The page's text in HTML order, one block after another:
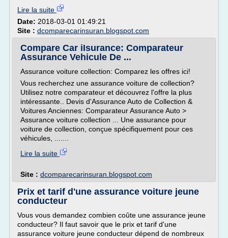
Lire la suite
Date: 2018-03-01 01:49:21
Site : dcomparecarinsuran.blogspot.com
Compare Car iIsurance: Comparateur
Assurance Vehicule De ...
Assurance voiture collection: Comparez les offres ici!
Vous recherchez une assurance voiture de collection?
Utilisez notre comparateur et découvrez l'offre la plus
intéressante.. Devis d'Assurance Auto de Collection &
Voitures Anciennes: Comparateur Assurance Auto >
Assurance voiture collection ... Une assurance pour
voiture de collection, conçue spécifiquement pour ces
véhicules, .......
Lire la suite
Site : dcomparecarinsuran.blogspot.com
Prix et tarif d'une assurance voiture jeune
conducteur
Vous vous demandez combien coûte une assurance jeune
conducteur? Il faut savoir que le prix et tarif d'une
assurance voiture jeune conducteur dépend de nombreux